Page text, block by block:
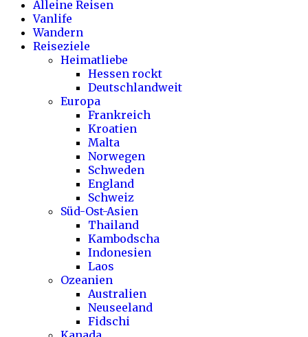
Alleine Reisen
Vanlife
Wandern
Reiseziele
Heimatliebe
Hessen rockt
Deutschlandweit
Europa
Frankreich
Kroatien
Malta
Norwegen
Schweden
England
Schweiz
Süd-Ost-Asien
Thailand
Kambodscha
Indonesien
Laos
Ozeanien
Australien
Neuseeland
Fidschi